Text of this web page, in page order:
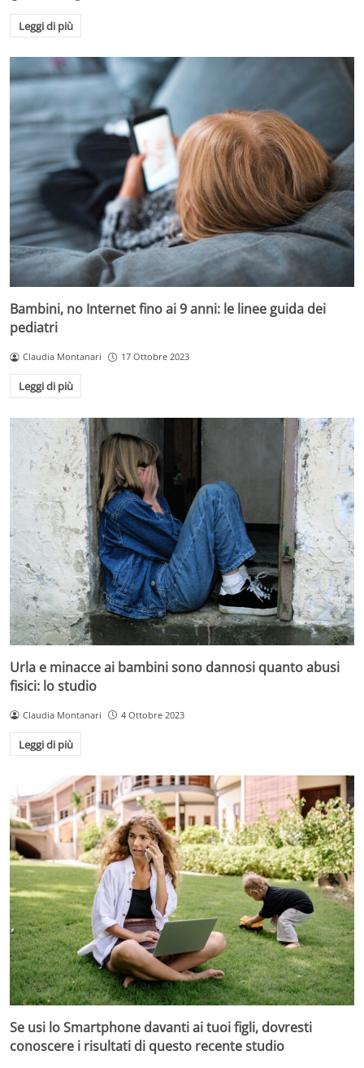
Leggi di più
Bambini, no Internet fino ai 9 anni: le linee guida dei
pediatri
Claudia Montanari 17 Ottobre 2023
Leggi di più
Urla e minacce ai bambini sono dannosi quanto abusi
fisici: lo studio
Claudia Montanari 4 Ottobre 2023
Leggi di più
Se usi lo Smartphone davanti ai tuoi figli, dovresti
conoscere i risultati di questo recente studio